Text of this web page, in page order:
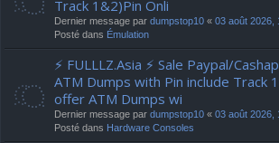
Track 1&2)Pin Onli
Dernier message par dumpstop10 « 03 août 2026,
Posté dans Émulation
⚡ FULLLZ.Asia ⚡ Sale Paypal/
ATM Dumps with Pin include Track
offer ATM Dumps wi
Dernier message par dumpstop10 « 03 août 2026,
Posté dans Hardware Consoles